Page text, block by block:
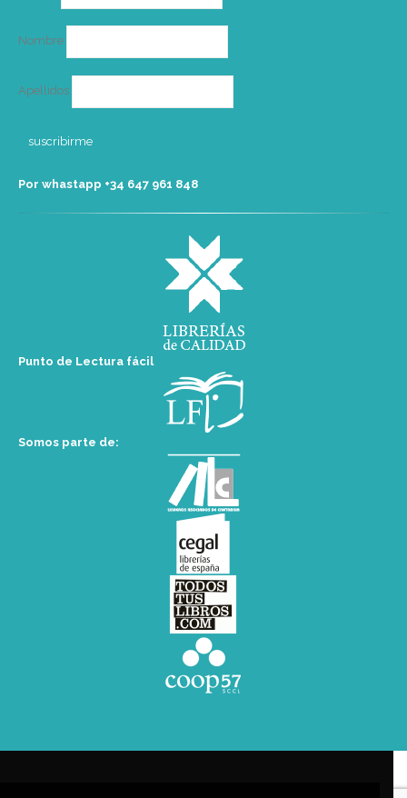
Nombre
Apellidos
Por whastapp +34 ‭647 961 848‬
Punto de Lectura fácil
Somos parte de: